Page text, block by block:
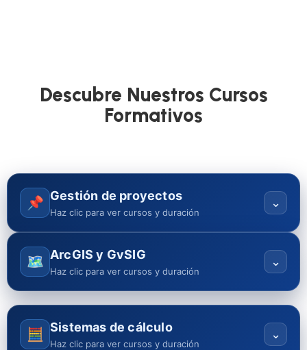
Descubre Nuestros Cursos
Formativos
📌 Gestión de proyectos
Haz clic para ver cursos y duración
⌄
🗺️ ArcGIS y GvSIG
Haz clic para ver cursos y duración
⌄
🧮 Sistemas de cálculo
Haz clic para ver cursos y duración
⌄